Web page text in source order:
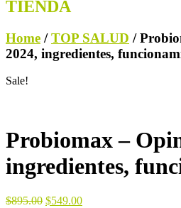
TIENDA
Home /TOP SALUD /
2024, ingredientes,
Sale!
Probiomax –
ingredientes,
$895.00 $549.00